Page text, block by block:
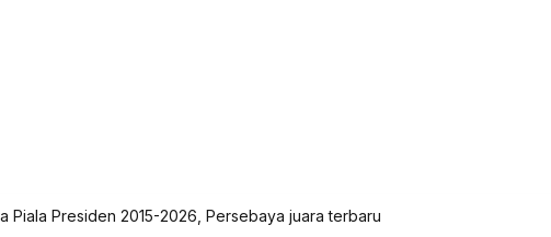
Piala Presiden 2015-2026, Persebaya juara terbaru